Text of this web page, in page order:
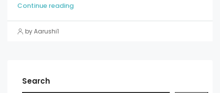
Continue reading
by Aarushi1
Search